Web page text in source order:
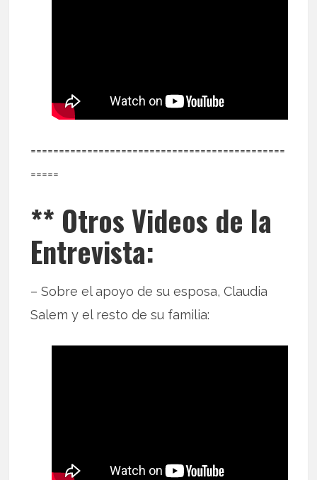
=============================================
=====
** Otros Videos de la
Entrevista:
– Sobre el apoyo de su esposa, Claudia
Salem y el resto de su familia: